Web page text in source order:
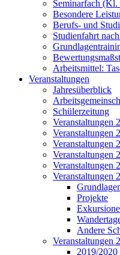
Seminarfach (Kl.
Besondere
Berufs- und
Studienfahrt
Arbeitsmittel:
Veranstaltungen
Jahresüberblick
Schülerzeitung
Veranstaltungen
Veranstaltungen
Veranstaltungen
Veranstaltungen
Veranstaltungen
Veranstaltungen
Projekte
Andere
Veranstaltungen
2019/2020